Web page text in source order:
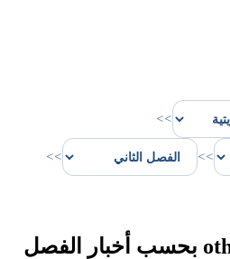
>>
>>
>>
ملفات اختبارات other بحسب أخبار الفصل